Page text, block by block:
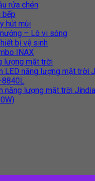
rửa chén
bếp
hút mùi
– Lò vi sóng
bị vệ sinh
INAX
lượng mặt trời
LED năng lượng mặt trời
năng lượng mặt trời